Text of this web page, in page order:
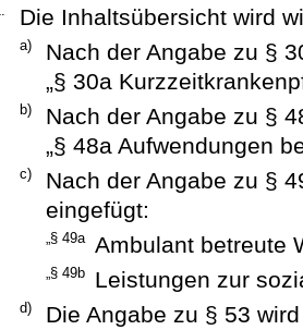
Die Inhaltsübersicht wird
a)
Nach der Angabe zu §
„§ 30a
b)
Nach der Angabe zu §
„§ 48a Aufwendungen
c)
Nach der Angabe zu §
eingefügt:
„§ 49a Ambulant betreute
„§ 49b Leistungen zur
d) Die Angabe zu § 53